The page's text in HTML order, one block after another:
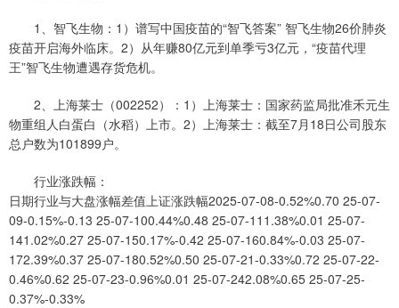
1、智飞生物：1）谱写中国疫苗的“智飞答案” 智飞生物26价肺炎
疫苗开启海外临床。2）从年赚80亿元到单季亏3亿元，“疫苗代理
王”智飞生物遭遇存货危机。
2、上海莱士（002252）：1）上海莱士：国家药监局批准禾元生
物重组人白蛋白（水稻）上市。2）上海莱士：截至7月18日公司股东
总户数为101899户。
行业涨跌幅：
日期行业与大盘涨幅差值上证涨跌幅2025-07-08-0.52%0.70 25-07-
09-0.15%-0.13 25-07-100.44%0.48 25-07-111.38%0.01 25-07-
141.02%0.27 25-07-150.17%-0.42 25-07-160.84%-0.03 25-07-
172.39%0.37 25-07-180.52%0.50 25-07-21-0.33%0.72 25-07-22-
0.46%0.62 25-07-23-0.96%0.01 25-07-242.08%0.65 25-07-25-
0.37%-0.33%